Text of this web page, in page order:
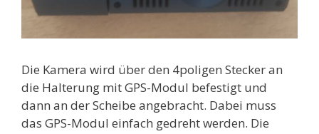
Die Kamera wird über den 4poligen Stecker an
die Halterung mit GPS-Modul befestigt und
dann an der Scheibe angebracht. Dabei muss
das GPS-Modul einfach gedreht werden. Die